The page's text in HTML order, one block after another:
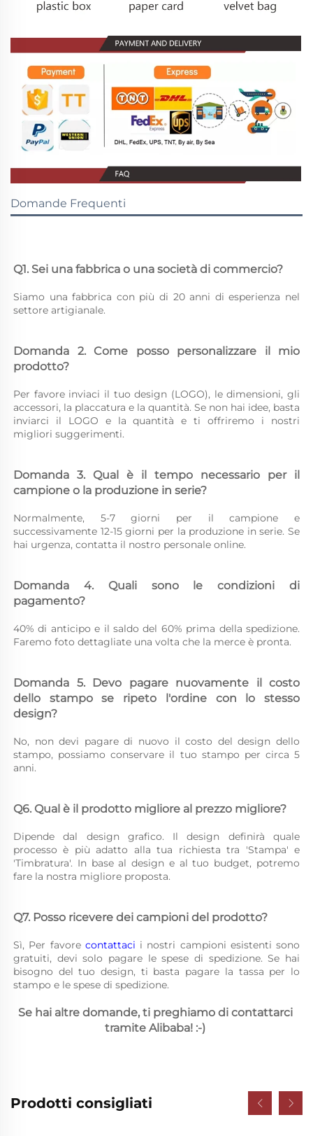
Domande Frequenti
Q1. Sei una fabbrica o una società di commercio?
Siamo una fabbrica con più di 20 anni di esperienza nel
settore artigianale.
Domanda 2. Come posso personalizzare il mio
prodotto?
Per favore inviaci il tuo design (LOGO), le dimensioni, gli
accessori, la placcatura e la quantità. Se non hai idee, basta
inviarci il LOGO e la quantità e ti offriremo i nostri
migliori suggerimenti.
Domanda 3. Qual è il tempo necessario per il
campione o la produzione in serie?
Normalmente, 5-7 giorni per il campione e
successivamente 12-15 giorni per la produzione in serie. Se
hai urgenza, contatta il nostro personale online.
Domanda 4. Quali sono le condizioni di
pagamento?
40% di anticipo e il saldo del 60% prima della spedizione.
Faremo foto dettagliate una volta che la merce è pronta.
Domanda 5. Devo pagare nuovamente il costo
dello stampo se ripeto l'ordine con lo stesso
design?
No, non devi pagare di nuovo il costo del design dello
stampo, possiamo conservare il tuo stampo per circa 5
anni.
Q6. Qual è il prodotto migliore al prezzo migliore?
Dipende dal design grafico. Il design definirà quale
processo è più adatto alla tua richiesta tra 'Stampa' e
'Timbratura'. In base al design e al tuo budget, potremo
fare la nostra migliore proposta.
Q7. Posso ricevere dei campioni del prodotto?
Sì, Per favore contattaci i nostri campioni esistenti sono
gratuiti, devi solo pagare le spese di spedizione. Se hai
bisogno del tuo design, ti basta pagare la tassa per lo
stampo e le spese di spedizione.
Se hai altre domande, ti preghiamo di contattarci
tramite Alibaba! :-)
Prodotti consigliati